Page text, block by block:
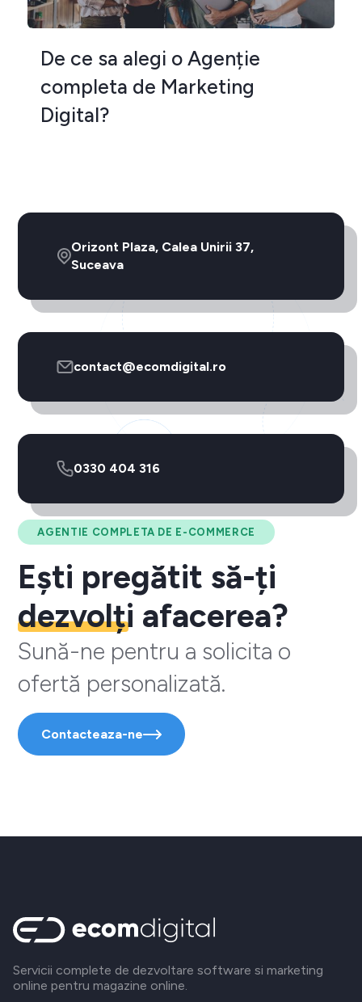
De ce sa alegi o Agenție
completa de Marketing
Digital?
AGENTIE COMPLETA DE E-COMMERCE
Ești pregătit să-ți
dezvolți afacerea?
Sună-ne pentru a solicita o
ofertă personalizată.
Contacteaza-ne
Orizont Plaza, Calea Unirii 37,
Suceava
contact@ecomdigital.ro
0330 404 316
Servicii complete de dezvoltare software si marketing
online pentru magazine online.